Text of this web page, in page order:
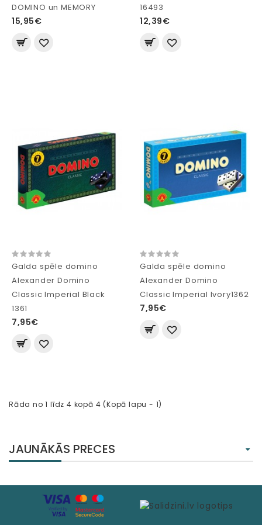
DOMINO un MEMORY
15,95€
16493
12,39€
Galda spēle domino
Alexander Domino
Classic Imperial Black
1361
7,95€
Galda spēle domino
Alexander Domino
Classic Imperial Ivory1362
7,95€
Rāda no 1 līdz 4 kopā 4 (Kopā lapu - 1)
JAUNĀKĀS PRECES